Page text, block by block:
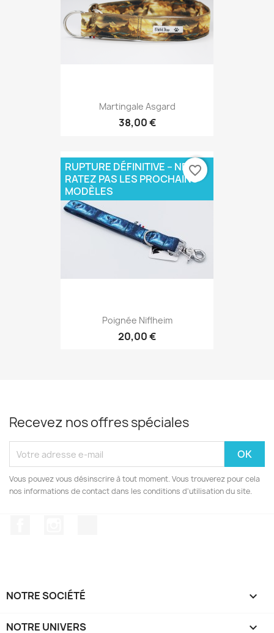
Martingale Asgard
38,00 €
Poignée Niflheim
20,00 €
RUPTURE DÉFINITIVE – NE
RATEZ PAS LES PROCHAINS
MODÈLES
favorite_border
Recevez nos offres spéciales
Vous pouvez vous désinscrire à tout moment. Vous trouverez pour cela
nos informations de contact dans les conditions d'utilisation du site.
NOTRE SOCIÉTÉ 
NOTRE UNIVERS 